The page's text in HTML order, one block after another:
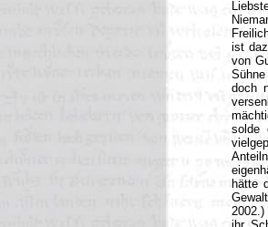
ist
von
doch
solde
hätte